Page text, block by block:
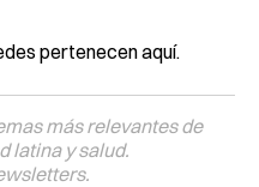
pertenecen aquí.
más relevantes de
latina y salud.